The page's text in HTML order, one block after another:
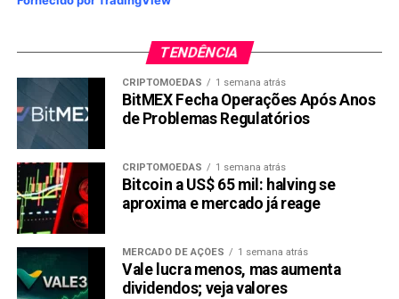
TENDÊNCIA
CRIPTOMOEDAS 1 semana atrás
BitMEX Fecha Operações Após Anos
de Problemas Regulatórios
CRIPTOMOEDAS 1 semana atrás
Bitcoin a US$ 65 mil: halving se
aproxima e mercado já reage
MERCADO DE AÇÕES 1 semana atrás
Vale lucra menos, mas aumenta
dividendos; veja valores